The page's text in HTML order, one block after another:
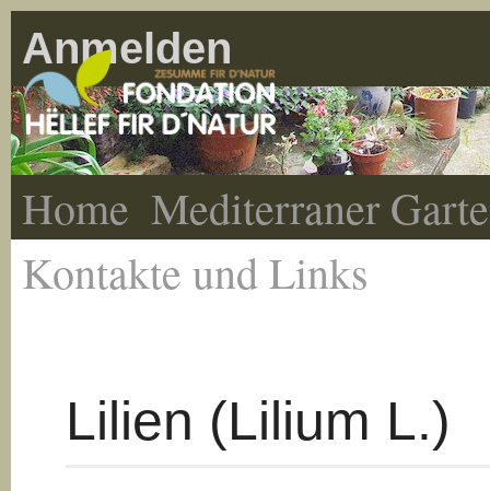
Anmelden
Home Mediterraner
Kontakte und Links
Lilien (Lilium L.)